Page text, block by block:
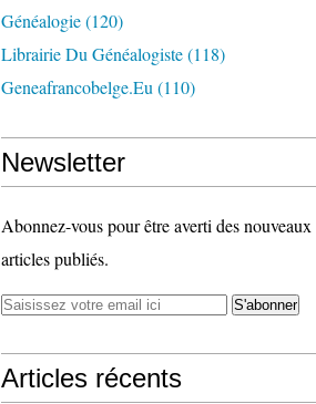
Généalogie(120)
Librairie Du Généalogiste(118)
Geneafrancobelge.eu (110)
Newsletter
Abonnez-vous pour être averti des nouveaux
articles publiés.
Articles récents